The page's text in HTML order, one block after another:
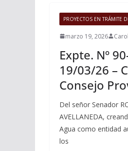
PROYECTOS EN TRÁMITE
marzo 19, 2026
Expte. Nº
19/03/26 –
Consejo
Del señor Senador
AVELLANEDA,
Agua como entidad
los